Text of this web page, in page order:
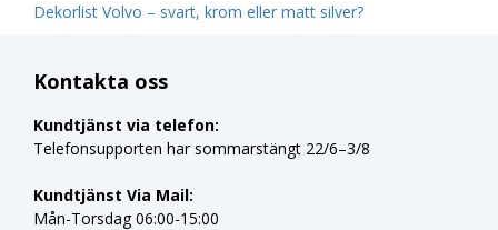
Dekorlist Volvo – svart, krom eller matt silver?
Kontakta oss
Kundtjänst via telefon:
Telefonsupporten har sommarstängt 22/6–3/8
Kundtjänst Via Mail:
Mån-Torsdag 06:00-15:00